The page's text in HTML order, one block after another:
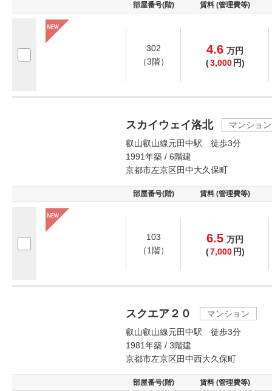
部屋番号(階) 賃料 (管理費等)
302
（3階）
4.6 万円
(3,000 円)
スカイウェイ洛北
マンション
叡山叡山線元田中駅 徒歩3分
1991年築 / 6階建
京都市左京区田中大久保町
部屋番号(階) 賃料 (管理費等)
103
（1階）
6.5 万円
(7,000 円)
スクエア２０
マンション
叡山叡山線元田中駅 徒歩3分
1981年築 / 3階建
京都市左京区田中西大久保町
部屋番号(階) 賃料 (管理費等)